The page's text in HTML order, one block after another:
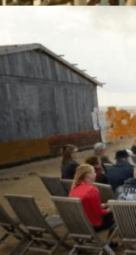
Locaties in de